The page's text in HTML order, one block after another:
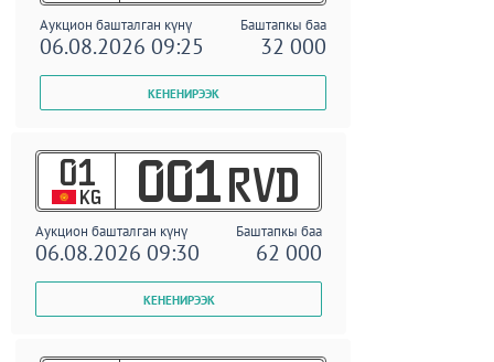
Аукцион башталган күнү Баштапкы баа
06.08.2026 09:25 32 000
01
KG 001 RVD
Аукцион башталган күнү Баштапкы баа
06.08.2026 09:30 62 000